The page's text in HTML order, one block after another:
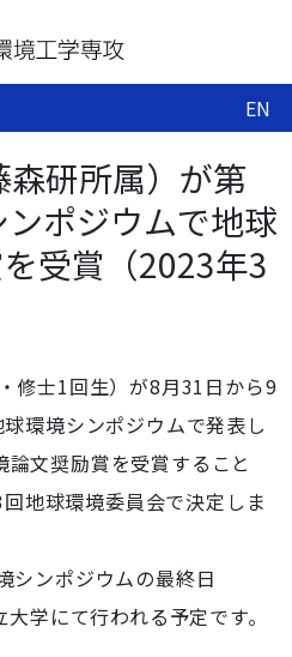
EN
研所属）が第
ポジウムで地球
受賞（2023年3
修士1回生）が8月31日から9
環境シンポジウムで発表し
文奨励賞を受賞すること
地球環境委員会で決定しま
シンポジウムの最終日
学にて行われる予定です。